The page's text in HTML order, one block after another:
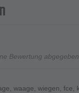
Bewertung abgegeben
, waage, wiegen, fce,